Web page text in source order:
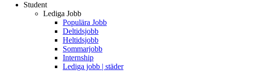
Student
Lediga Jobb
Populära Jobb
Deltidsjobb
Heltidsjobb
Sommarjobb
Internship
Lediga jobb | städer